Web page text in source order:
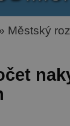
Městský